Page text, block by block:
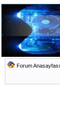
Forum Anasayfası